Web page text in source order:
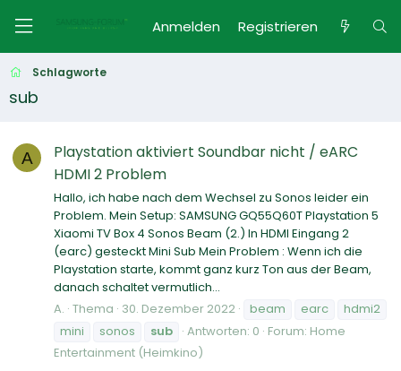
Anmelden Registrieren
Schlagworte
sub
A
Playstation aktiviert Soundbar nicht / eARC
HDMI 2 Problem
Hallo, ich habe nach dem Wechsel zu Sonos leider ein
Problem. Mein Setup: SAMSUNG GQ55Q60T Playstation 5
Xiaomi TV Box 4 Sonos Beam (2.) In HDMI Eingang 2
(earc) gesteckt Mini Sub Mein Problem : Wenn ich die
Playstation starte, kommt ganz kurz Ton aus der Beam,
danach schaltet vermutlich...
A. Thema 30. Dezember 2022 beam earc
hdmi2
mini
sonos sub Antworten: 0 Forum: Home
Entertainment (Heimkino)